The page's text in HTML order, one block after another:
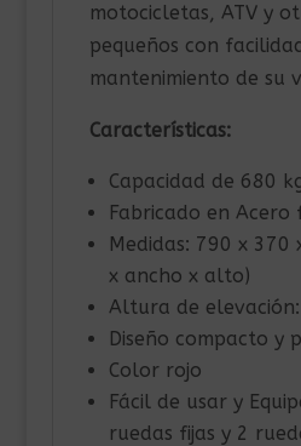
motocicletas, ATV y
pequeños con
mantenimiento de su
Características:
Capacidad de 680
Fabricado en Acero
Medidas: 790 x 370
x ancho x alto)
Altura de
Diseño compacto y
Color rojo
Fácil de usar y
ruedas fijas y 2